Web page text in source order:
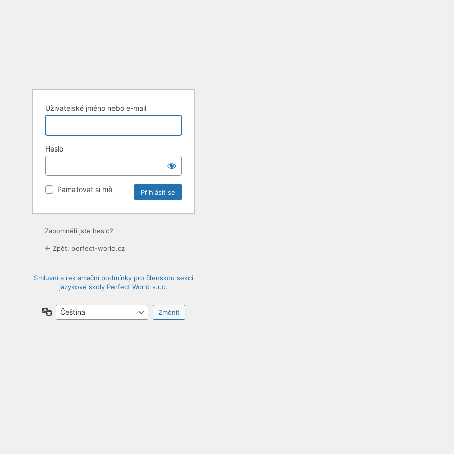
Uživatelské jméno nebo e-mail
Heslo
Pamatovat si mě
Zapomněli jste heslo?
← Zpět: perfect-world.cz
Smluvní a reklamační podmínky pro členskou sekci
jazykové školy Perfect World s.r.o.
Jazyky